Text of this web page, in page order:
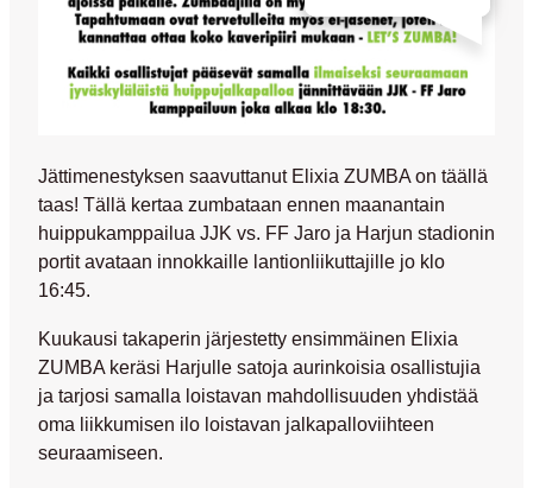
Jättimenestyksen saavuttanut Elixia ZUMBA on täällä
taas! Tällä kertaa zumbataan ennen maanantain
huippukamppailua JJK vs. FF Jaro ja Harjun stadionin
portit avataan innokkaille lantionliikuttajille jo klo
16:45.
Kuukausi takaperin järjestetty ensimmäinen Elixia
ZUMBA keräsi Harjulle satoja aurinkoisia osallistujia
ja tarjosi samalla loistavan mahdollisuuden yhdistää
oma liikkumisen ilo loistavan jalkapalloviihteen
seuraamiseen.